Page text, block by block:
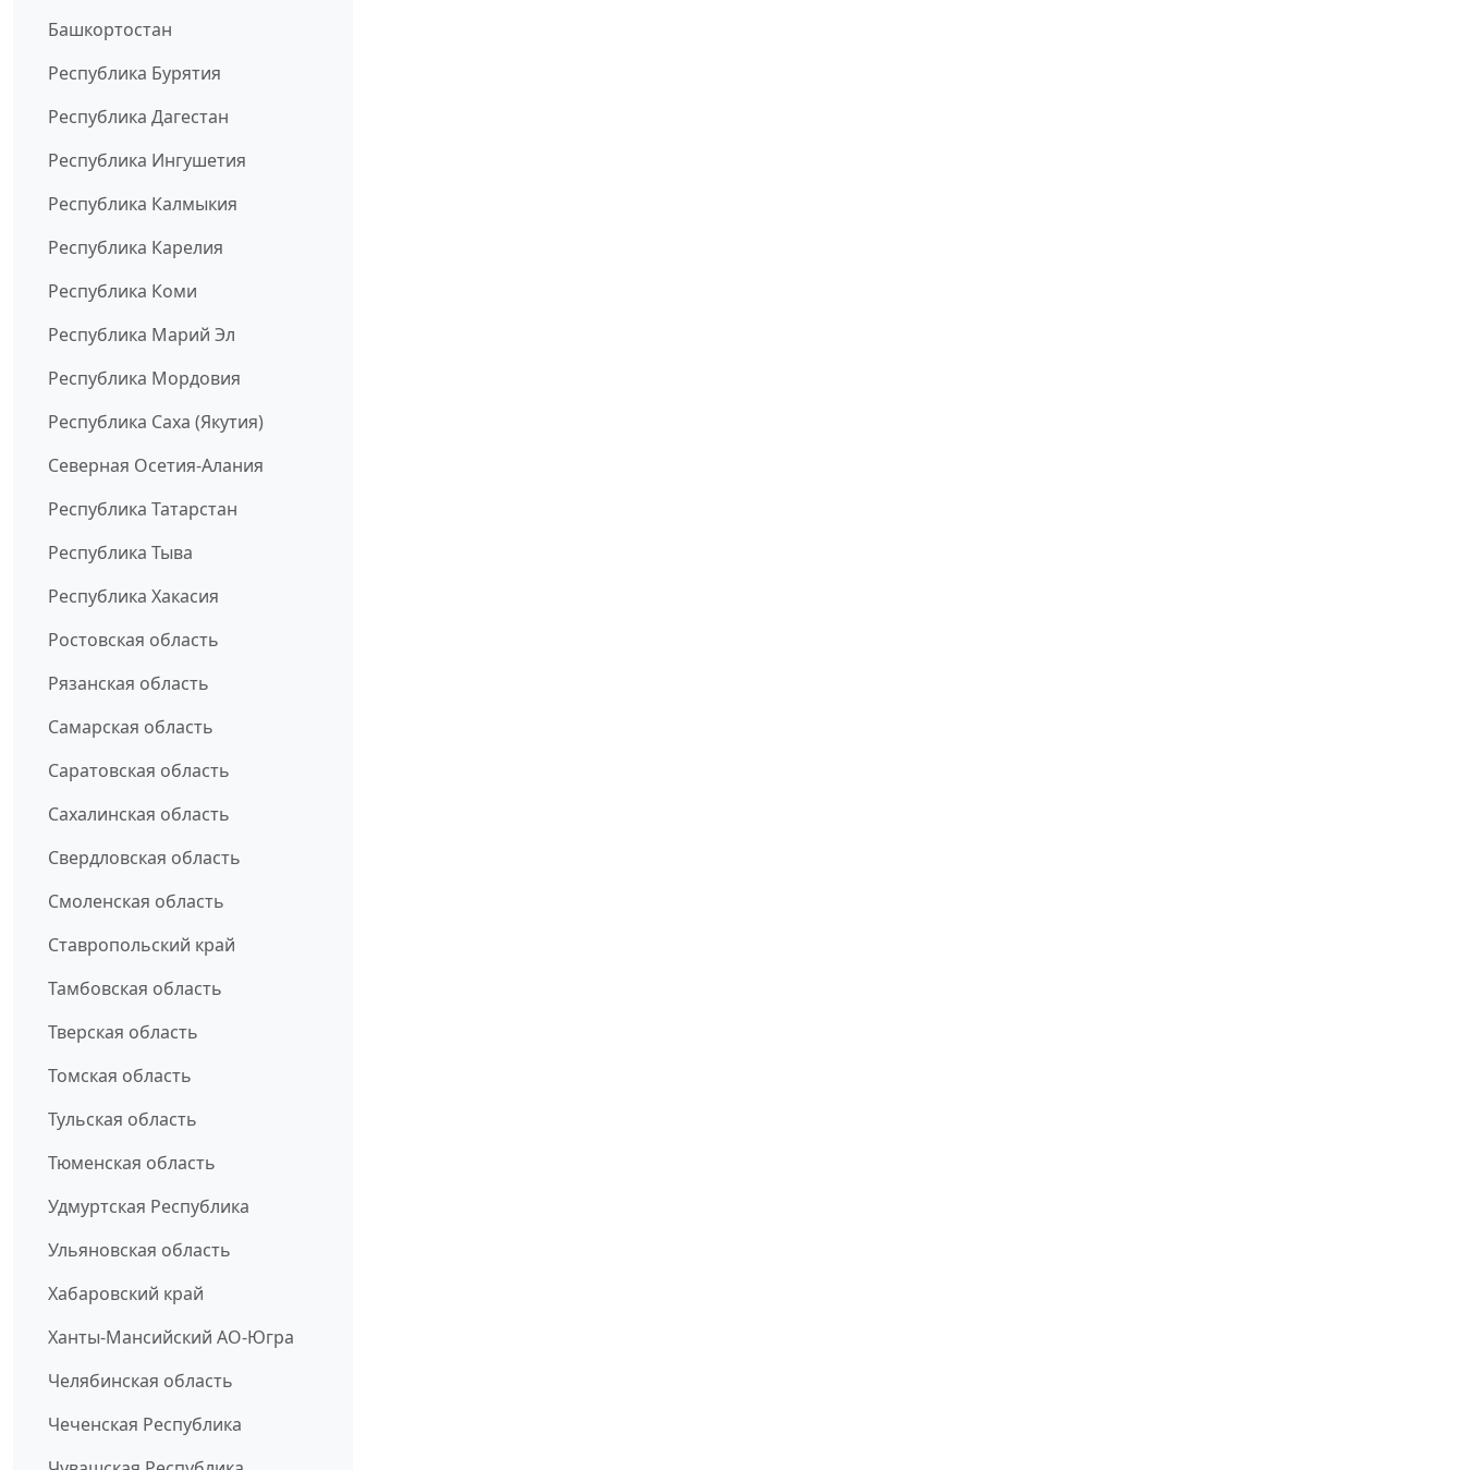
Башкортостан
Республика Бурятия
Республика Дагестан
Республика Ингушетия
Республика Калмыкия
Республика Карелия
Республика Коми
Республика Марий Эл
Республика Мордовия
Республика Саха (Якутия)
Северная Осетия-Алания
Республика Татарстан
Республика Тыва
Республика Хакасия
Ростовская область
Рязанская область
Самарская область
Саратовская область
Сахалинская область
Свердловская область
Смоленская область
Ставропольский край
Тамбовская область
Тверская область
Томская область
Тульская область
Тюменская область
Удмуртская Республика
Ульяновская область
Хабаровский край
Ханты-Мансийский АО-Югра
Челябинская область
Чеченская Республика